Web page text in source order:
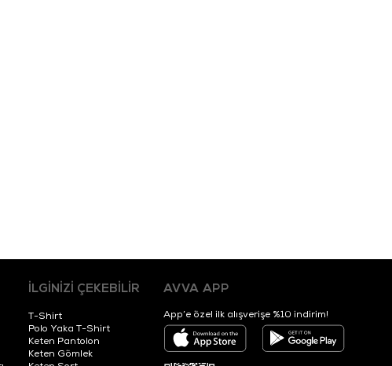
İLGİNİZİ ÇEKEBİLİR
T-Shirt
Polo Yaka T-Shirt
Keten Pantolon
Keten Gömlek
AVVA APP
App’e özel ilk alışverişe %10 indirim!